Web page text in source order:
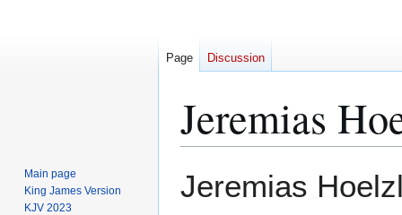
Jeremias
to
to
Jeremias
Page Discussion
Main page
King James Version
KJV 2023